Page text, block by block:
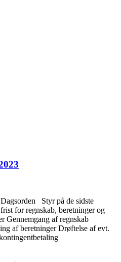
Styr på de sidste
for regnskab, beretninger og
Gennemgang af regnskab
af beretninger Drøftelse af evt.